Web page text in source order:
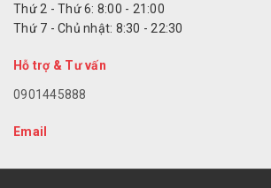
Thứ 2 - Thứ 6: 8:00 - 21:00
Thứ 7 - Chủ nhật: 8:30 - 22:30
Hỗ trợ & Tư vấn
0901445888
Email